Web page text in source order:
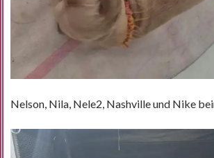
Nelson, Nila, Nele2, Nashville und Nike